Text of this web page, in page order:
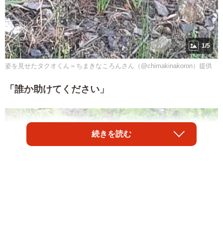
1/5
姿を見せたタクオくん＝ちまきなころんさん（@chimakinakoron）提供
「誰か助けてください」
続きを読む